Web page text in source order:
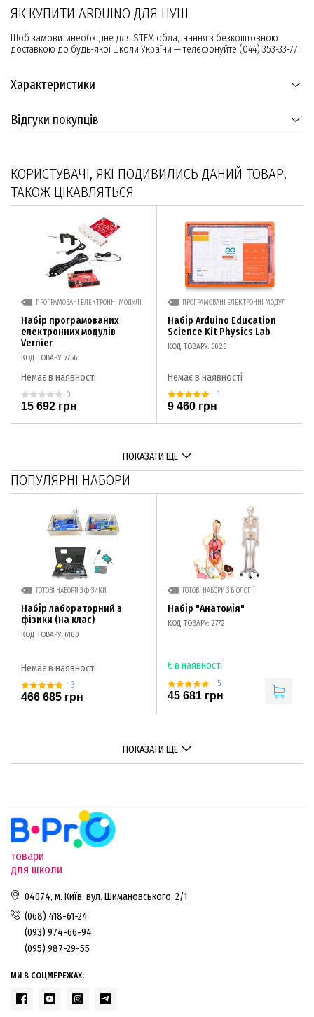
ЯК КУПИТИ ARDUINO ДЛЯ НУШ
Щоб замовитинеобхідне для STEM обладнання з безкоштовною
доставкою до будь-якої школи України — телефонуйте (044) 353-33-77.
Характеристики
Відгуки покупців
КОРИСТУВАЧІ, ЯКІ ПОДИВИЛИСЬ ДАНИЙ ТОВАР,
ТАКОЖ ЦІКАВЛЯТЬСЯ
ПРОГРАМОВАНІ ЕЛЕКТРОННІ МОДУЛІ
Набір програмованих
електронних модулів
Vernier
КОД ТОВАРУ: 7756
Немає в наявності
0
15 692 грн
ПРОГРАМОВАНІ ЕЛЕКТРОННІ МОДУЛІ
Набір Arduino Education
Science Kit Physics Lab
КОД ТОВАРУ: 6026
Немає в наявності
1
9 460 грн
ПОКАЗАТИ ЩЕ
ПОПУЛЯРНІ НАБОРИ
ГОТОВІ НАБОРИ З ФІЗИКИ
Набір лабораторний з
фізики (на клас)
КОД ТОВАРУ: 6100
Немає в наявності
3
466 685 грн
ГОТОВІ НАБОРИ З БІОЛОГІЇ
Набір "Анатомія"
КОД ТОВАРУ: 2772
Є в наявності
5
45 681 грн
ПОКАЗАТИ ЩЕ
товари
для школи
04074, м. Київ, вул. Шимановського, 2/1
(068) 418-61-24
(093) 974-66-94
(095) 987-29-55
МИ В СОЦМЕРЕЖАХ: